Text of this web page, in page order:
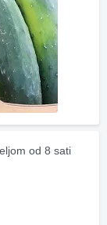
od 8 sati